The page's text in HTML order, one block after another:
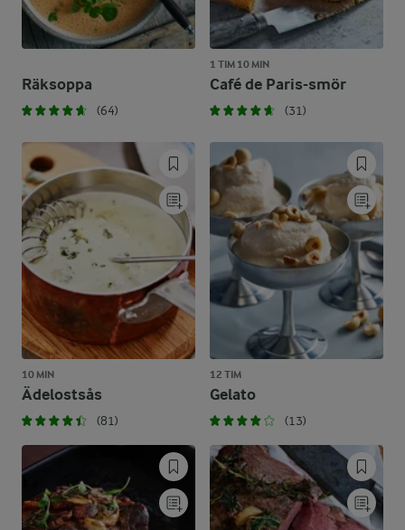
Räksoppa
(64)
1 TIM 10 MIN
Café de Paris-smör
(31)
10 MIN
Ädelostsås
(81)
12 TIM
Gelato
(13)